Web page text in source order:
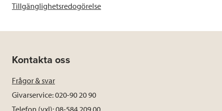
Tillgänglighetsredogörelse
Kontakta oss
Frågor & svar
Givarservice: 020-90 20 90
Telefon (vxl): 08-584 209 00